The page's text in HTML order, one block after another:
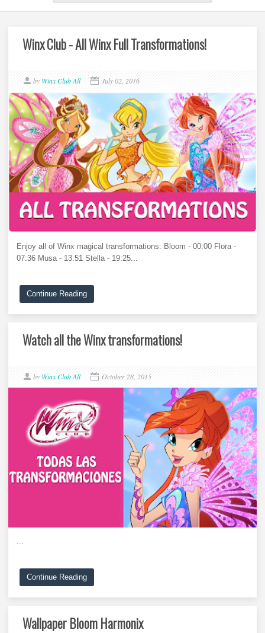
Winx Club - All Winx Full Transformations!
by Winx Club All July 02, 2016
Enjoy all of Winx magical transformations: Bloom - 00:00 Flora -
07:36 Musa - 13:51 Stella - 19:25...
Continue Reading
Watch all the Winx transformations!
by Winx Club All October 28, 2015
...
Continue Reading
Wallpaper Bloom Harmonix